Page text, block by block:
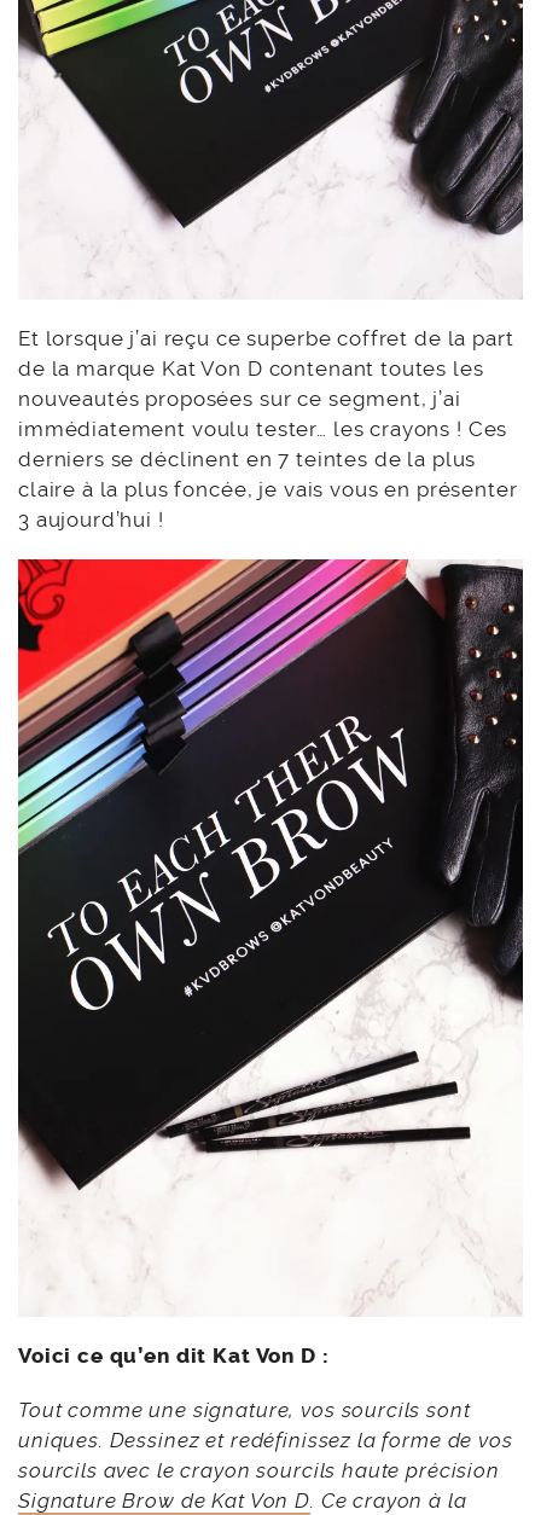
Et lorsque j’ai reçu ce superbe coffret de la part
de la marque Kat Von D contenant toutes les
nouveautés proposées sur ce segment, j’ai
immédiatement voulu tester… les crayons ! Ces
derniers se déclinent en 7 teintes de la plus
claire à la plus foncée, je vais vous en présenter
3 aujourd’hui !
Voici ce qu’en dit Kat Von D :
Tout comme une signature, vos sourcils sont
uniques. Dessinez et redéfinissez la forme de vos
sourcils avec le crayon sourcils haute précision
Signature Brow de Kat Von D . Ce crayon à la